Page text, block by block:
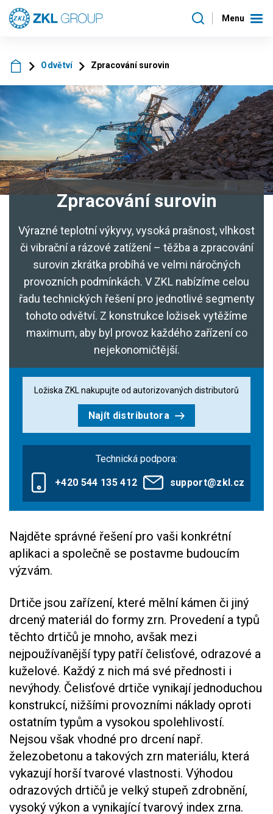
Menu
Odvětví Zpracování surovin
Zpracování surovin
Výrazné teplotní výkyvy, vysoká prašnost, vlhkost
či vibrační a rázové zatížení – těžba a zpracování
surovin zkrátka probíhá ve velmi náročných
provozních podmínkách. V ZKL nabízíme celou
řadu technických řešení pro jednotlivé segmenty
tohoto odvětví. Z konstrukce ložisek vytěžíme
maximum, aby byl provoz každého zařízení co
nejekonomičtější.
Ložiska ZKL nakupujte od autorizovaných distributorů
Najít distributora
Technická podpora:
+420 544 135 412 support@zkl.cz
Najděte správné řešení pro vaši konkrétní
aplikaci a společně se postavme budoucím
výzvám.
Drtiče jsou zařízení, které mělní kámen či jiný
drcený materiál do formy zrn. Provedení a typů
těchto drtičů je mnoho, avšak mezi
nejpoužívanější typy patří čelisťové, odrazové a
kuželové. Každý z nich má své přednosti i
nevýhody. Čelisťové drtiče vynikají jednoduchou
konstrukcí, nižšími provozními náklady oproti
ostatním typům a vysokou spolehlivostí.
Nejsou však vhodné pro drcení např.
železobetonu a takových zrn materiálu, která
vykazují horší tvarové vlastnosti. Výhodou
odrazových drtičů je velký stupeň zdrobnění,
vysoký výkon a vynikající tvarový index zrna.